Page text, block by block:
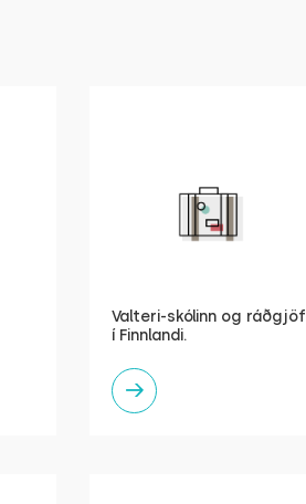
Valteri-skólinn og ráðgjöf
í Finnlandi.